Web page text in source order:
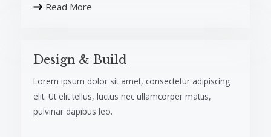
Read More
Design & Build​
Lorem ipsum dolor sit amet, consectetur adipiscing
elit. Ut elit tellus, luctus nec ullamcorper mattis,
pulvinar dapibus leo.​